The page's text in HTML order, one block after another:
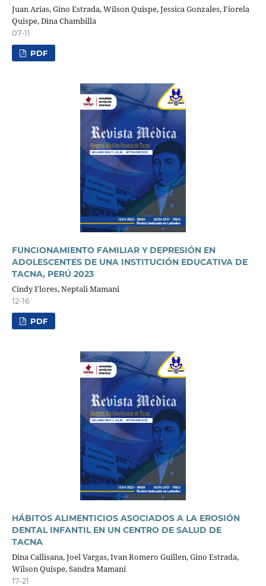
Juan Arias, Gino Estrada, Wilson Quispe, Jessica Gonzales, Fiorela
Quispe, Dina Chambilla
07-11
PDF
FUNCIONAMIENTO FAMILIAR Y DEPRESIÓN EN
ADOLESCENTES DE UNA INSTITUCIÓN EDUCATIVA DE
TACNA, PERÚ 2023
Cindy Flores, Neptali Mamani
12-16
PDF
HÁBITOS ALIMENTICIOS ASOCIADOS A LA EROSIÓN
DENTAL INFANTIL EN UN CENTRO DE SALUD DE
TACNA
Dina Callisana, Joel Vargas, Ivan Romero Guillen, Gino Estrada,
Wilson Quispe, Sandra Mamani
17-21